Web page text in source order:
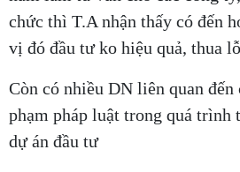
chức thì T.A nhận thấy có đến
vị đó đầu tư ko hiệu quả, thua
Còn có nhiều DN liên quan đến
phạm pháp luật trong quá trình
dự án đầu tư